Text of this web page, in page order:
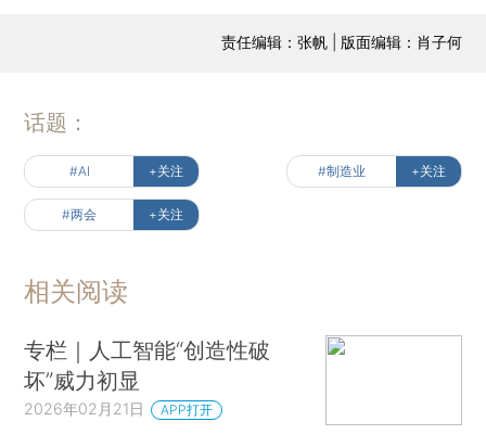
责任编辑：张帆 | 版面编辑：肖子何
话题：
#AI +关注 #制造业 +关注
#两会 +关注
相关阅读
专栏｜人工智能“创造性破
坏”威力初显
2026年02月21日 APP打开